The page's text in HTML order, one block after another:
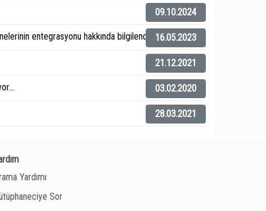
09.10.2024
entegrasyonu hakkında bilgilendirme).16.05.2023
21.12.2021
03.02.2020
28.03.2021
Yardımı
Sor